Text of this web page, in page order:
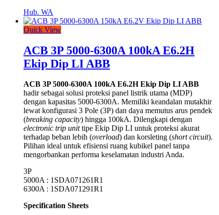
Hub. WA
Quick View
ACB 3P 5000-6300A 100kA E6.2H
Ekip Dip LI ABB
ACB 3P 5000-6300A 100kA E6.2H Ekip Dip LI ABB
hadir sebagai solusi proteksi panel listrik utama (MDP)
dengan kapasitas 5000-6300A. Memiliki keandalan mutakhir
lewat konfigurasi 3 Pole (3P) dan daya memutus arus pendek
(breaking capacity) hingga 100kA. Dilengkapi dengan
electronic trip unittipe Ekip Dip LI untuk proteksi akurat
terhadap beban lebih (overload) dan korsleting (short circuit).
Pilihan ideal untuk efisiensi ruang kubikel panel tanpa
mengorbankan performa keselamatan industri Anda.
3P
5000A : 1SDA071261R1
6300A : 1SDA071291R1
Specification Sheets